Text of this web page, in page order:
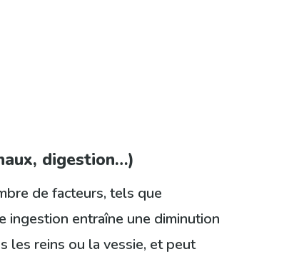
digestion…)
de facteurs, tels que
ingestion entraîne une diminution
les reins ou la vessie, et peut